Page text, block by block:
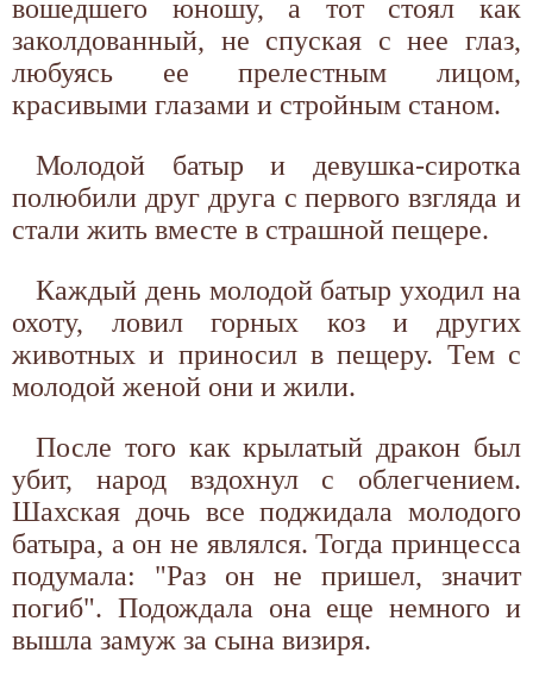
вошедшего юношу, а тот стоял как
заколдованный, не спуская с нее глаз,
любуясь ее прелестным лицом,
красивыми глазами и стройным станом.
Молодой батыр и девушка-сиротка
полюбили друг друга с первого взгляда и
стали жить вместе в страшной пещере.
Каждый день молодой батыр уходил на
охоту, ловил горных коз и других
животных и приносил в пещеру. Тем с
молодой женой они и жили.
После того как крылатый дракон был
убит, народ вздохнул с облегчением.
Шахская дочь все поджидала молодого
батыра, а он не являлся. Тогда принцесса
подумала: "Раз он не пришел, значит
погиб". Подождала она еще немного и
вышла замуж за сына визиря.